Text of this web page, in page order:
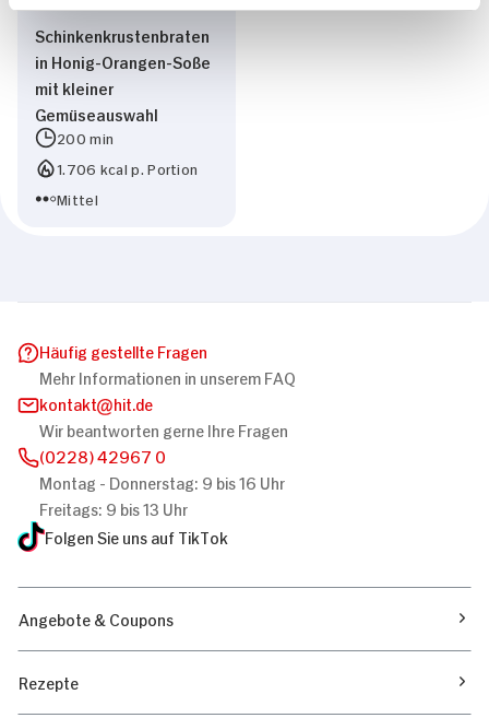
Schinkenkrustenbraten
in Honig-Orangen-Soße
mit kleiner
Gemüseauswahl
200 min
1.706 kcal p. Portion
Mittel
Häufig gestellte Fragen
Mehr Informationen in unserem FAQ
kontakt
hit.de
Wir beantworten gerne Ihre Fragen
(0228) 42967 0
Montag - Donnerstag: 9 bis 16 Uhr
Freitags: 9 bis 13 Uhr
Folgen Sie uns auf TikTok
Angebote & Coupons
Rezepte